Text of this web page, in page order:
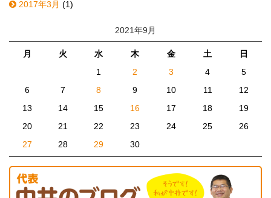
2017年3月 (1)
2021年9月
月 火 水 木 金 土
日
1
2 3 4
5
6
7 8 9 10 11
12
13
14 15 16 17 18
19
20
21 22 23 24 25
26
27
28 29 30